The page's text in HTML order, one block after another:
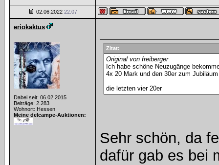
02.06.2022 22:07
eriokaktus
Dabei seit: 06.02.2015
Beiträge: 2.283
Wohnort: Hessen
Meine delcampe-Auktionen:
Zitat:
Original von freiberger
Ich habe schöne Neuzugänge
4x 20 Mark und den 30er zum Jubiläum
die letzten vier 20er
Sehr schön, da
dafür gab es bei